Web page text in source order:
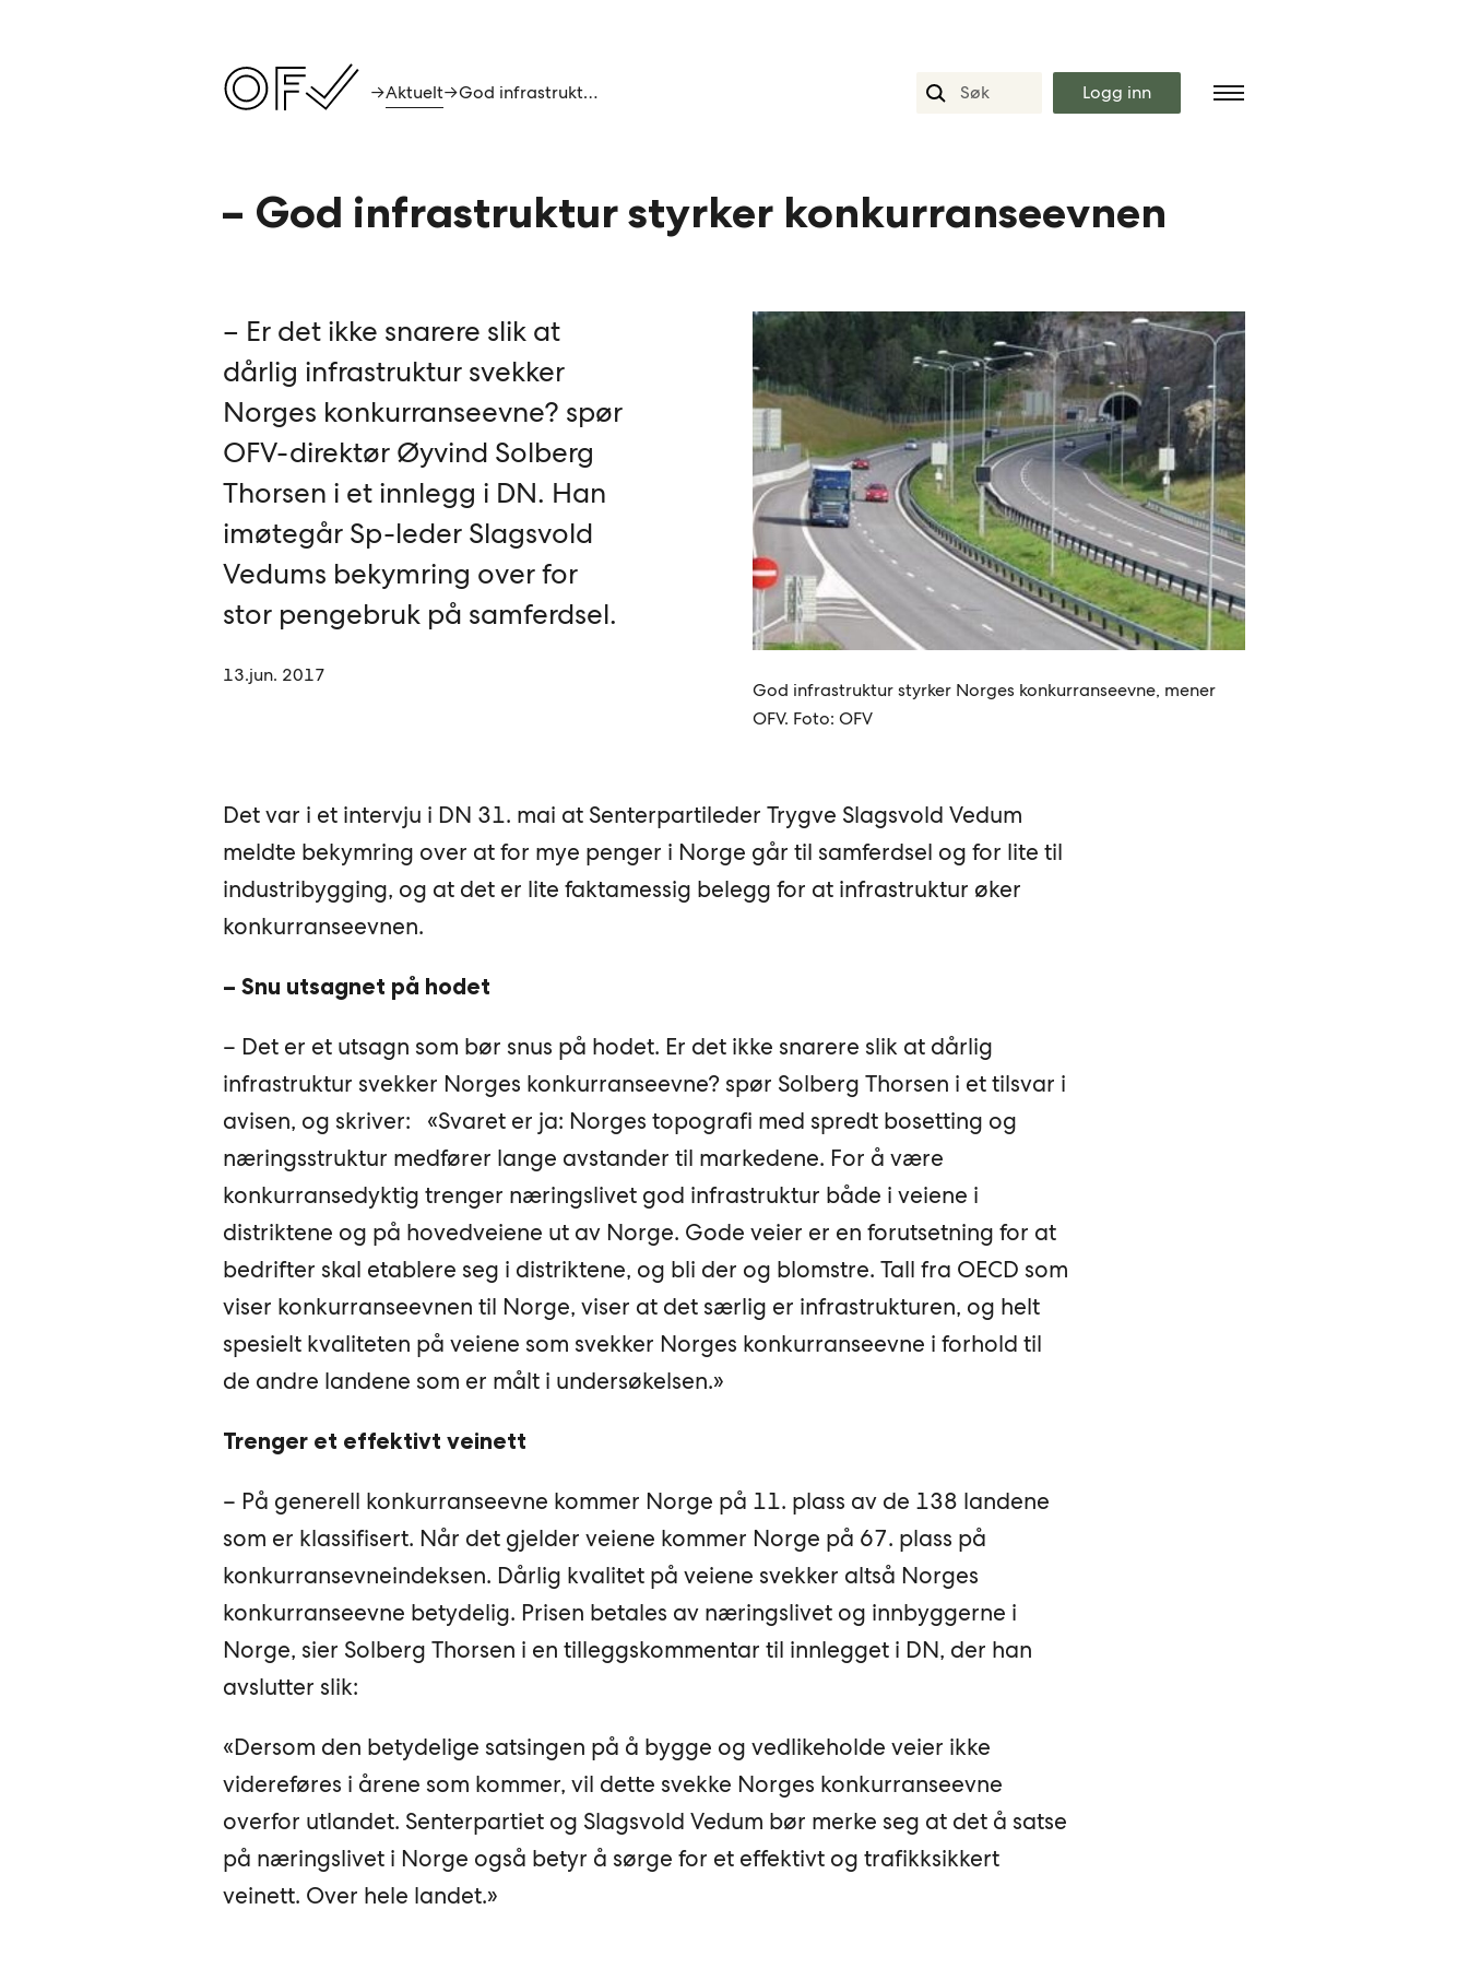
→Aktuelt→ God infrastruktur styrker konkurranseevnen Logg inn
– God infrastruktur styrker konkurranseevnen
– Er det ikke snarere slik at
dårlig infrastruktur svekker
Norges konkurranseevne? spør
OFV-direktør Øyvind Solberg
Thorsen i et innlegg i DN. Han
imøtegår Sp-leder Slagsvold
Vedums bekymring over for
stor pengebruk på samferdsel.
13.jun. 2017
God infrastruktur styrker Norges konkurranseevne, mener
OFV. Foto: OFV
Det var i et intervju i DN 31. mai at Senterpartileder Trygve Slagsvold Vedum
meldte bekymring over at for mye penger i Norge går til samferdsel og for lite til
industribygging, og at det er lite faktamessig belegg for at infrastruktur øker
konkurranseevnen.
– Snu utsagnet på hodet
– Det er et utsagn som bør snus på hodet. Er det ikke snarere slik at dårlig
infrastruktur svekker Norges konkurranseevne? spør Solberg Thorsen i et tilsvar i
avisen, og skriver: «Svaret er ja: Norges topografi med spredt bosetting og
næringsstruktur medfører lange avstander til markedene. For å være
konkurransedyktig trenger næringslivet god infrastruktur både i veiene i
distriktene og på hovedveiene ut av Norge. Gode veier er en forutsetning for at
bedrifter skal etablere seg i distriktene, og bli der og blomstre. Tall fra OECD som
viser konkurranseevnen til Norge, viser at det særlig er infrastrukturen, og helt
spesielt kvaliteten på veiene som svekker Norges konkurranseevne i forhold til
de andre landene som er målt i undersøkelsen.»
Trenger et effektivt veinett
– På generell konkurranseevne kommer Norge på 11. plass av de 138 landene
som er klassifisert. Når det gjelder veiene kommer Norge på 67. plass på
konkurransevneindeksen. Dårlig kvalitet på veiene svekker altså Norges
konkurranseevne betydelig. Prisen betales av næringslivet og innbyggerne i
Norge, sier Solberg Thorsen i en tilleggskommentar til innlegget i DN, der han
avslutter slik:
«Dersom den betydelige satsingen på å bygge og vedlikeholde veier ikke
videreføres i årene som kommer, vil dette svekke Norges konkurranseevne
overfor utlandet. Senterpartiet og Slagsvold Vedum bør merke seg at det å satse
på næringslivet i Norge også betyr å sørge for et effektivt og trafikksikkert
veinett. Over hele landet.»